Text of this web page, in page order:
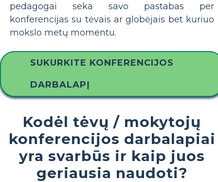
pedagogai seka savo pastabas per
konferencijas su tėvais ar globėjais bet kuriuo
mokslo metų momentu.
SUKURKITE KONFERENCIJOS
DARBALAPĮ
Kodėl tėvų / mokytojų
konferencijos darbalapiai
yra svarbūs ir kaip juos
geriausia naudoti?